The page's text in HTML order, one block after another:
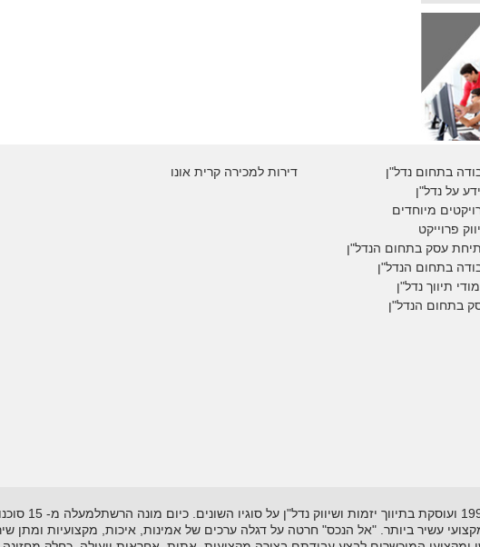
דירות למכירה קרית אונו
בתחום נדל"ן
על נדל"ן
מיוחדים
יווק פרוייקט
עסק בתחום הנדל"ן
בתחום הנדל"ן
תיווך נדל"ן
בתחום הנדל"ן
רשת "אל-
מקצועי עשיר ביותר. "אל הנכס" חרטה על דגלה ערכים של אמינות, איכות, מקצועיות ומתן